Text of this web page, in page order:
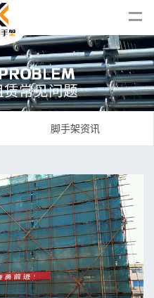
ROBLEM
赁常见问题
脚手架资讯